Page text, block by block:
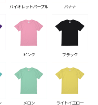
バイオレットパープル バナナ
ピンク ブラック
メロン ライトイエロー